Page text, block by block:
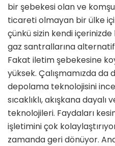
bir şe­bekesi olan ve
ticareti olmayan bir ülke
çünkü sizin kendi
gaz santrallarına
Fakat iletim şebekesine
yüksek. Çalışma­mızda da
depola­ma teknolojisini
sıcaklıklı, akışkana
teknolojileri. Faydaları
işletimini çok
zamanda geri dönüyor.